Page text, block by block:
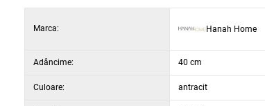
Picioare metalice
Marca: Hanah Home
Adâncime: 40 cm
Culoare: antracit